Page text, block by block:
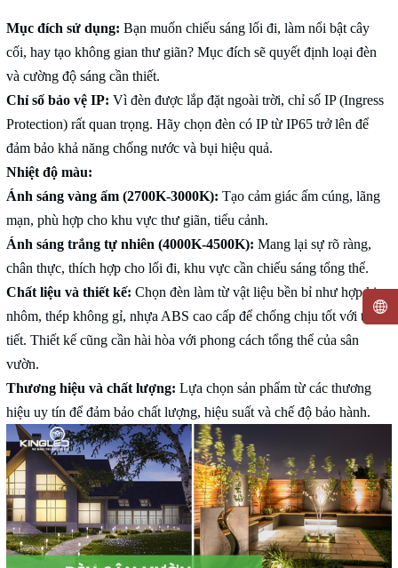
Mục đích sử dụng: Bạn muốn chiếu sáng lối đi, làm nổi bật cây
cối, hay tạo không gian thư giãn? Mục đích sẽ quyết định loại đèn
và cường độ sáng cần thiết.
Chỉ số bảo vệ IP: Vì đèn được lắp đặt ngoài trời, chỉ số IP (Ingress
Protection) rất quan trọng. Hãy chọn đèn có IP từ IP65 trở lên để
đảm bảo khả năng chống nước và bụi hiệu quả.
Nhiệt độ màu:
Ánh sáng vàng ấm (2700K-3000K): Tạo cảm giác ấm cúng, lãng
mạn, phù hợp cho khu vực thư giãn, tiểu cảnh.
Ánh sáng trắng tự nhiên (4000K-4500K): Mang lại sự rõ ràng,
chân thực, thích hợp cho lối đi, khu vực cần chiếu sáng tổng thể.
Chất liệu và thiết kế: Chọn đèn làm từ vật liệu bền bỉ như hợp kim
nhôm, thép không gỉ, nhựa ABS cao cấp để chống chịu tốt với thời
tiết. Thiết kế cũng cần hài hòa với phong cách tổng thể của sân
vườn.
Thương hiệu và chất lượng: Lựa chọn sản phẩm từ các thương
hiệu uy tín để đảm bảo chất lượng, hiệu suất và chế độ bảo hành.